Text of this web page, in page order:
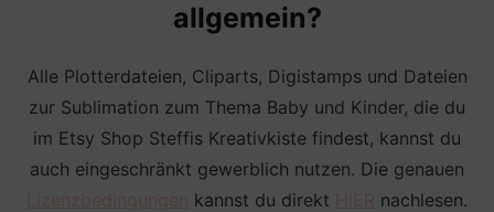
allgemein?
Alle Plotterdateien, Cliparts, Digistamps und Dateien
zur Sublimation zum Thema Baby und Kinder, die du
im Etsy Shop Steffis Kreativkiste findest, kannst du
auch eingeschränkt gewerblich nutzen. Die genauen
kannst du direkt nachlesen.